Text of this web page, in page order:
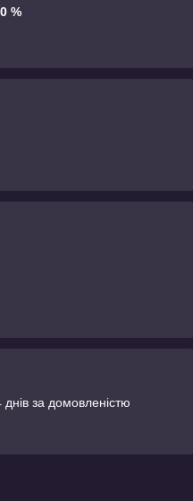
%
за домовленістю